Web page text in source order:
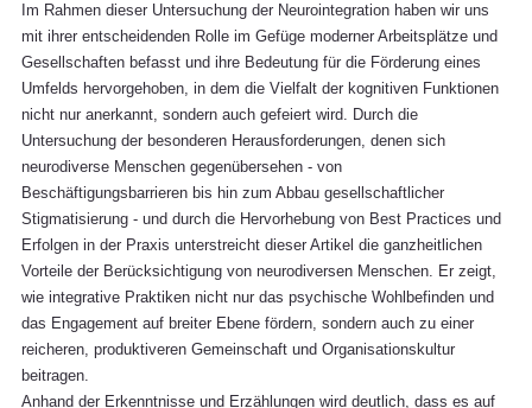
Im Rahmen dieser Untersuchung der Neurointegration haben wir uns
mit ihrer entscheidenden Rolle im Gefüge moderner Arbeitsplätze und
Gesellschaften befasst und ihre Bedeutung für die Förderung eines
Umfelds hervorgehoben, in dem die Vielfalt der kognitiven Funktionen
nicht nur anerkannt, sondern auch gefeiert wird. Durch die
Untersuchung der besonderen Herausforderungen, denen sich
neurodiverse Menschen gegenübersehen - von
Beschäftigungsbarrieren bis hin zum Abbau gesellschaftlicher
Stigmatisierung - und durch die Hervorhebung von Best Practices und
Erfolgen in der Praxis unterstreicht dieser Artikel die ganzheitlichen
Vorteile der Berücksichtigung von neurodiversen Menschen. Er zeigt,
wie integrative Praktiken nicht nur das psychische Wohlbefinden und
das Engagement auf breiter Ebene fördern, sondern auch zu einer
reicheren, produktiveren Gemeinschaft und Organisationskultur
beitragen.
Anhand der Erkenntnisse und Erzählungen wird deutlich, dass es auf